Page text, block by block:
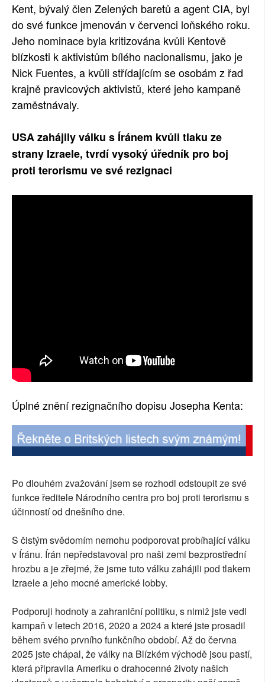
Kent, bývalý člen Zelených baretů a agent CIA, byl
do své funkce jmenován v červenci loňského roku.
Jeho nominace byla kritizována kvůli Kentově
blízkosti k aktivistům bílého nacionalismu, jako je
Nick Fuentes, a kvůli střídajícím se osobám z řad
krajně pravicových aktivistů, které jeho kampaně
zaměstnávaly.
USA zahájily válku s Íránem kvůli tlaku ze
strany Izraele, tvrdí vysoký úředník pro boj
proti terorismu ve své rezignaci
Úplné znění rezignačního dopisu Josepha Kenta:
Po dlouhém zvažování jsem se rozhodl odstoupit ze své
funkce ředitele Národního centra pro boj proti terorismu s
účinností od dnešního dne.
S čistým svědomím nemohu podporovat probíhající válku
v Íránu. Írán nepředstavoval pro naši zemi bezprostřední
hrozbu a je zřejmé, že jsme tuto válku zahájili pod tlakem
Izraele a jeho mocné americké lobby.
Podporuji hodnoty a zahraniční politiku, s nimiž jste vedl
kampaň v letech 2016, 2020 a 2024 a které jste prosadil
během svého prvního funkčního období. Až do června
2025 jste chápal, že války na Blízkém východě jsou pastí,
která připravila Ameriku o drahocenné životy našich